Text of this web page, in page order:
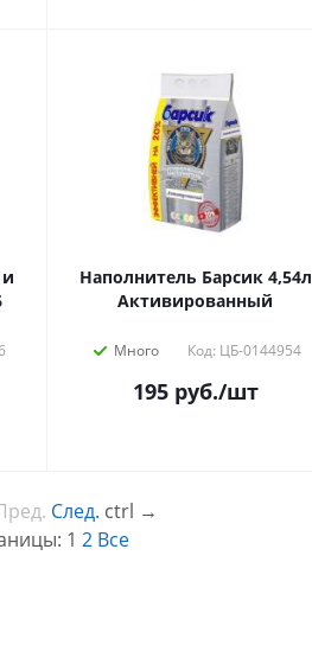
Наполнитель Барсик 4,54л
Активированный
Много Код: ЦБ-0144954
195руб./шт
След. ctrl →
1 2 Все